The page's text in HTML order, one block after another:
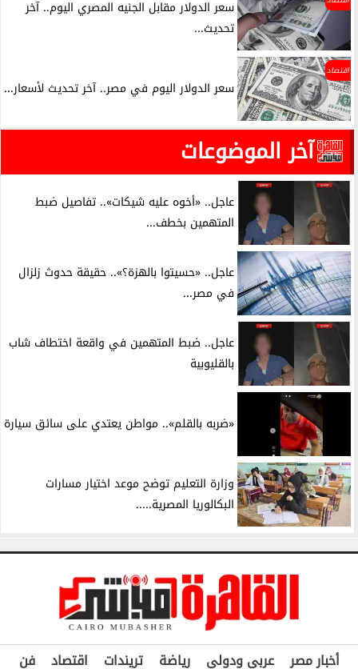
سعر الدولار مقابل الجنيه المصري اليوم.. آخر
تحديث...
اقتصاد
سعر الدولار اليوم في مصر.. آخر تحديث لأسعار...
آخر الموضوعات
عاجل.. «أخوه عليه شيكات».. تفاصيل ضبط
المتهمين بخطف...
عاجل.. «حسيتوا بالهزة؟».. حقيقة حدوث زلزال
في مصر...
عاجل.. ضبط المتهمين في واقعة اختطاف شاب
بالقليوبية
«ضربه بالقلم».. مواطن يعتدي على سائق سيارة
وزارة التعليم توضح موعد اختيار مسارات
البكالوريا المصرية.....
أخبار مصر عربي ودولي رياضة تريندات اقتصاد فن